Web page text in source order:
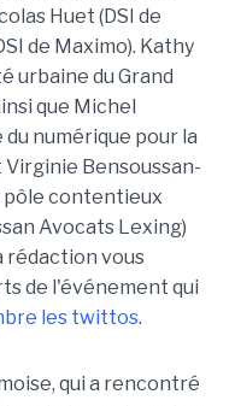
Huet (DSI de
de Maximo). Kathy
urbaine du Grand
que Michel
numérique pour la
Virginie Bensoussan-
pôle contentieux
Avocats Lexing)
rédaction vous
de l'événement qui
les twittos.
qui a rencontré